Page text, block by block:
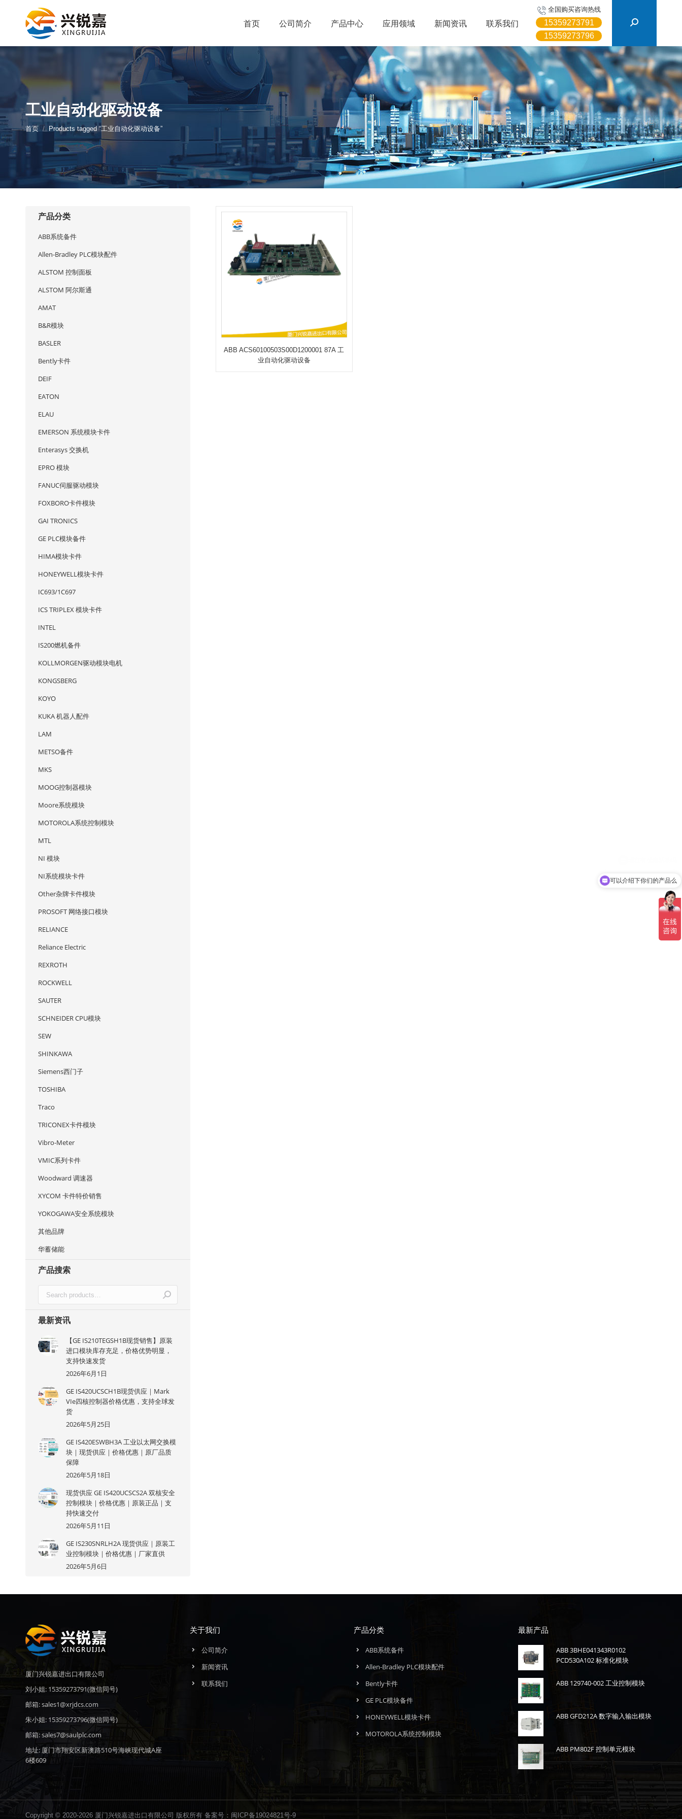
首页 公司简介 产品中心 应用领域 新闻资讯 联系我们
全国购买咨询热线
15359273791
15359273796
工业自动化驱动设备
您的位置：
首页 Products tagged “工业自动化驱动设备”
ABB ACS60100503S00D1200001 87A 工
业自动化驱动设备
产品分类
ABB系统备件
Allen-Bradley PLC模块配件
ALSTOM 控制面板
ALSTOM 阿尔斯通
AMAT
B&R模块
BASLER
Bently卡件
DEIF
EATON
ELAU
EMERSON 系统模块卡件
Enterasys 交换机
EPRO 模块
FANUC伺服驱动模块
FOXBORO卡件模块
GAI TRONICS
GE PLC模块备件
HIMA模块卡件
HONEYWELL模块卡件
IC693/1C697
ICS TRIPLEX 模块卡件
INTEL
IS200燃机备件
KOLLMORGEN驱动模块电机
KONGSBERG
KOYO
KUKA 机器人配件
LAM
METSO备件
MKS
MOOG控制器模块
Moore系统模块
MOTOROLA系统控制模块
MTL
NI 模块
NI系统模块卡件
Other杂牌卡件模块
PROSOFT 网络接口模块
RELIANCE
Reliance Electric
REXROTH
ROCKWELL
SAUTER
SCHNEIDER CPU模块
SEW
SHINKAWA
Siemens西门子
TOSHIBA
Traco
TRICONEX卡件模块
Vibro-Meter
VMIC系列卡件
Woodward 调速器
XYCOM 卡件特价销售
YOKOGAWA安全系统模块
其他品牌
华蓄储能
产品搜索
最新资讯
【GE IS210TEGSH1B现货销售】原装
进口模块库存充足，价格优势明显，
支持快速发货
2026年6月1日
GE IS420UCSCH1B现货供应｜Mark
VIe四核控制器价格优惠，支持全球发
货
2026年5月25日
GE IS420ESWBH3A 工业以太网交换模
块｜现货供应｜价格优惠｜原厂品质
保障
2026年5月18日
现货供应 GE IS420UCSCS2A 双核安全
控制模块｜价格优惠｜原装正品｜支
持快速交付
2026年5月11日
GE IS230SNRLH2A 现货供应｜原装工
业控制模块｜价格优惠｜厂家直供
2026年5月6日
厦门兴锐嘉进出口有限公司
刘小姐: 15359273791(微信同号)
邮箱: sales1@xrjdcs.com
朱小姐: 15359273796(微信同号)
邮箱: sales7@saulplc.com
地址: 厦门市翔安区新澳路510号海峡现代城A座
6楼609
关于我们
公司简介
新闻资讯
联系我们
产品分类
ABB系统备件
Allen-Bradley PLC模块配件
Bently卡件
GE PLC模块备件
HONEYWELL模块卡件
MOTOROLA系统控制模块
最新产品
ABB 3BHE041343R0102
PCD530A102 标准化模块
ABB 129740-002 工业控制模块
ABB GFD212A 数字输入输出模块
ABB PM802F 控制单元模块
Copyright © 2020-2026 厦门兴锐嘉进出口有限公司 版权所有 备案号： 闽ICP备19024821号-9
可以介绍下你们的产品么